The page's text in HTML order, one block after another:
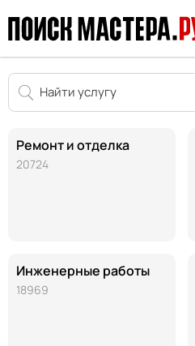
Ремонт и отделка
20724
Инженерные работы
18969